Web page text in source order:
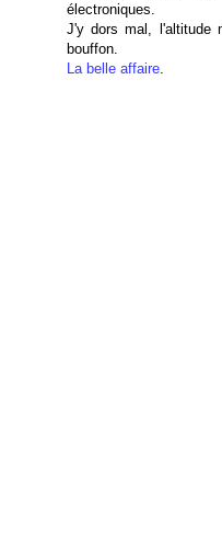
électroniques.
J'y dors mal, l'altitude
bouffon.
La belle affaire.